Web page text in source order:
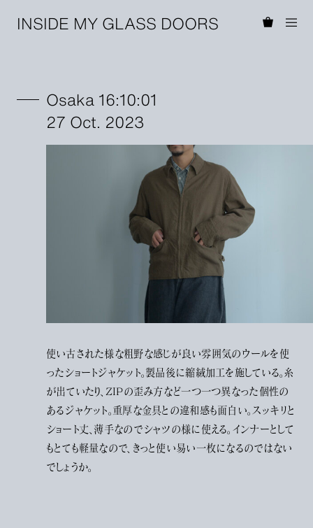
INSIDE MY GLASS DOORS
Osaka 16:10:01
27 Oct. 2023
使い古された様な粗野な感じが良い雰囲気のウールを使
ったショートジャケット。製品後に縮絨加工を施している。糸
が出ていたり、ZIPの歪み方など一つ一つ異なった個性の
あるジャケット。重厚な金具との違和感も面白い。スッキリと
ショート丈、薄手なのでシャツの様に使える。インナーとして
もとても軽量なので、きっと使い易い一枚になるのではない
でしょうか。